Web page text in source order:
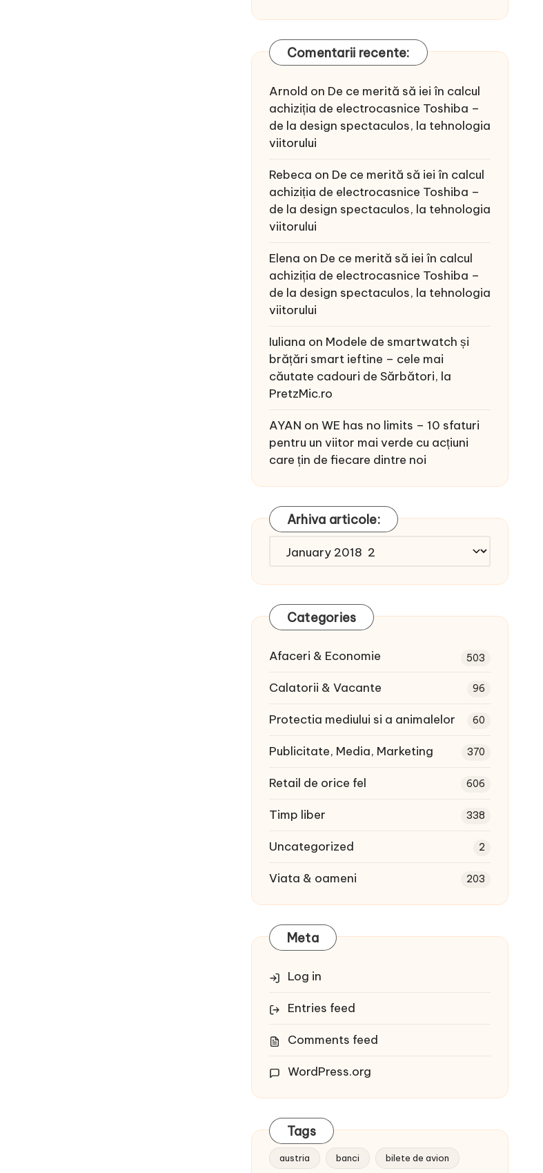
Comentarii recente:
Arnold on De ce merită să iei în calcul
achiziția de electrocasnice Toshiba –
de la design spectaculos, la tehnologia
viitorului
Rebeca on De ce merită să iei în calcul
achiziția de electrocasnice Toshiba –
de la design spectaculos, la tehnologia
viitorului
Elena on De ce merită să iei în calcul
achiziția de electrocasnice Toshiba –
de la design spectaculos, la tehnologia
viitorului
Iuliana on Modele de smartwatch și
brățări smart ieftine – cele mai
căutate cadouri de Sărbători, la
PretzMic.ro
AYAN on WE has no limits – 10 sfaturi
pentru un viitor mai verde cu acțiuni
care țin de fiecare dintre noi
Arhiva articole:
Arhiva
Categories
Afaceri & Economie 503
Calatorii & Vacante 96
Protectia mediului si a animalelor 60
Publicitate, Media, Marketing 370
Retail de orice fel 606
Timp liber 338
Uncategorized 2
Viata & oameni 203
Meta
Log in
Entries feed
Comments feed
WordPress.org
Tags
austria banci bilete de avion